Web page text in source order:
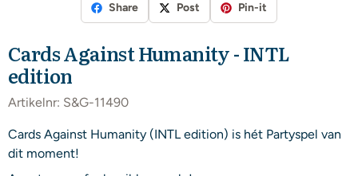
Share Post Pin-it
Cards Against Humanity - INTL
edition
Artikelnr: S&G-11490
Cards Against Humanity (INTL edition) is hét Partyspel van
dit moment!